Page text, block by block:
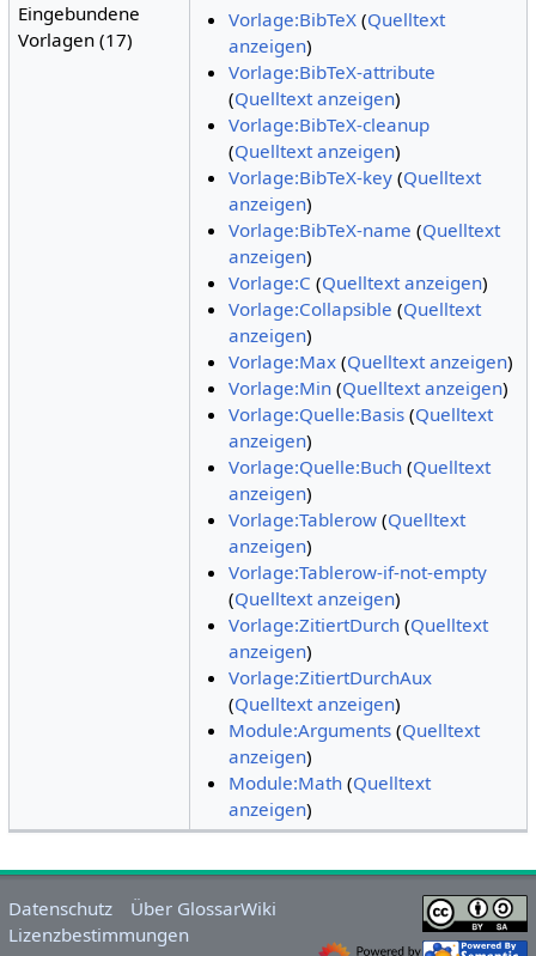
Eingebundene
Vorlagen (17)
Vorlage:BibTeX(Quelltext
anzeigen)
Vorlage:BibTeX-attribute
(Quelltext anzeigen)
Vorlage:BibTeX-cleanup
(Quelltext anzeigen)
Vorlage:BibTeX-key(Quelltext
anzeigen)
Vorlage:BibTeX-name (Quelltext
anzeigen)
Vorlage:C (Quelltext anzeigen)
Vorlage:Collapsible (Quelltext
anzeigen)
Vorlage:Max(Quelltext anzeigen)
Vorlage:Min(Quelltext anzeigen)
Vorlage:Quelle:Basis(Quelltext
anzeigen)
Vorlage:Quelle:Buch(Quelltext
anzeigen)
Vorlage:Tablerow(Quelltext
anzeigen)
Vorlage:Tablerow-if-not-empty
(Quelltext anzeigen)
Vorlage:ZitiertDurch(Quelltext
anzeigen)
Vorlage:ZitiertDurchAux
(Quelltext anzeigen)
Module:Arguments(Quelltext
anzeigen)
Module:Math(Quelltext
anzeigen)
Datenschutz
Über GlossarWiki
Lizenzbestimmungen